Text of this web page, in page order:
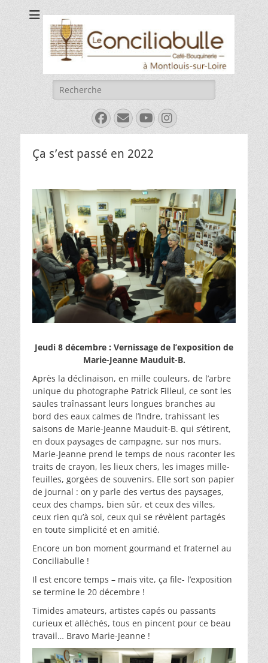
Café-bouquinerie à Montlouis-sur-Loire
Rechercher :
Facebook
E-
mail
YouTube
Instagram
Ça s’est passé en 2022
Jeudi 8 décembre : Vernissage de l’exposition de
Marie-Jeanne Mauduit-B.
Après la déclinaison, en mille couleurs, de l’arbre
unique du photographe Patrick Filleul, ce sont les
saules traînassant leurs longues branches au
bord des eaux calmes de l’Indre, trahissant les
saisons de Marie-Jeanne Mauduit-B. qui s’étirent,
en doux paysages de campagne, sur nos murs.
Marie-Jeanne prend le temps de nous raconter les
traits de crayon, les lieux chers, les images mille-
feuilles, gorgées de souvenirs. Elle sort son papier
de journal : on y parle des vertus des paysages,
ceux des champs, bien sûr, et ceux des villes,
ceux rien qu’à soi, ceux qui se révèlent partagés
en toute simplicité et en amitié.
Encore un bon moment gourmand et fraternel au
Conciliabulle !
Il est encore temps – mais vite, ça file- l’exposition
se termine le 20 décembre !
Timides amateurs, artistes capés ou passants
curieux et alléchés, tous en pincent pour ce beau
travail… Bravo Marie-Jeanne !